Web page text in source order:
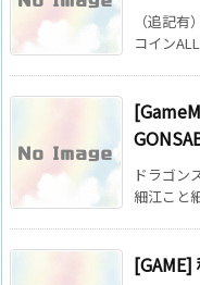
（追記
コイン
ドラゴン
細江こと